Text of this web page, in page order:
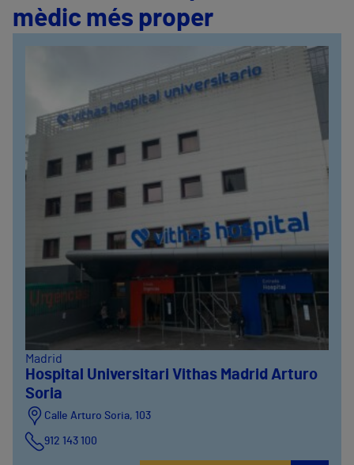
mèdic més proper
Madrid
Hospital Universitari Vithas Madrid Arturo
Soria
Calle Arturo Soria, 103
912 143 100